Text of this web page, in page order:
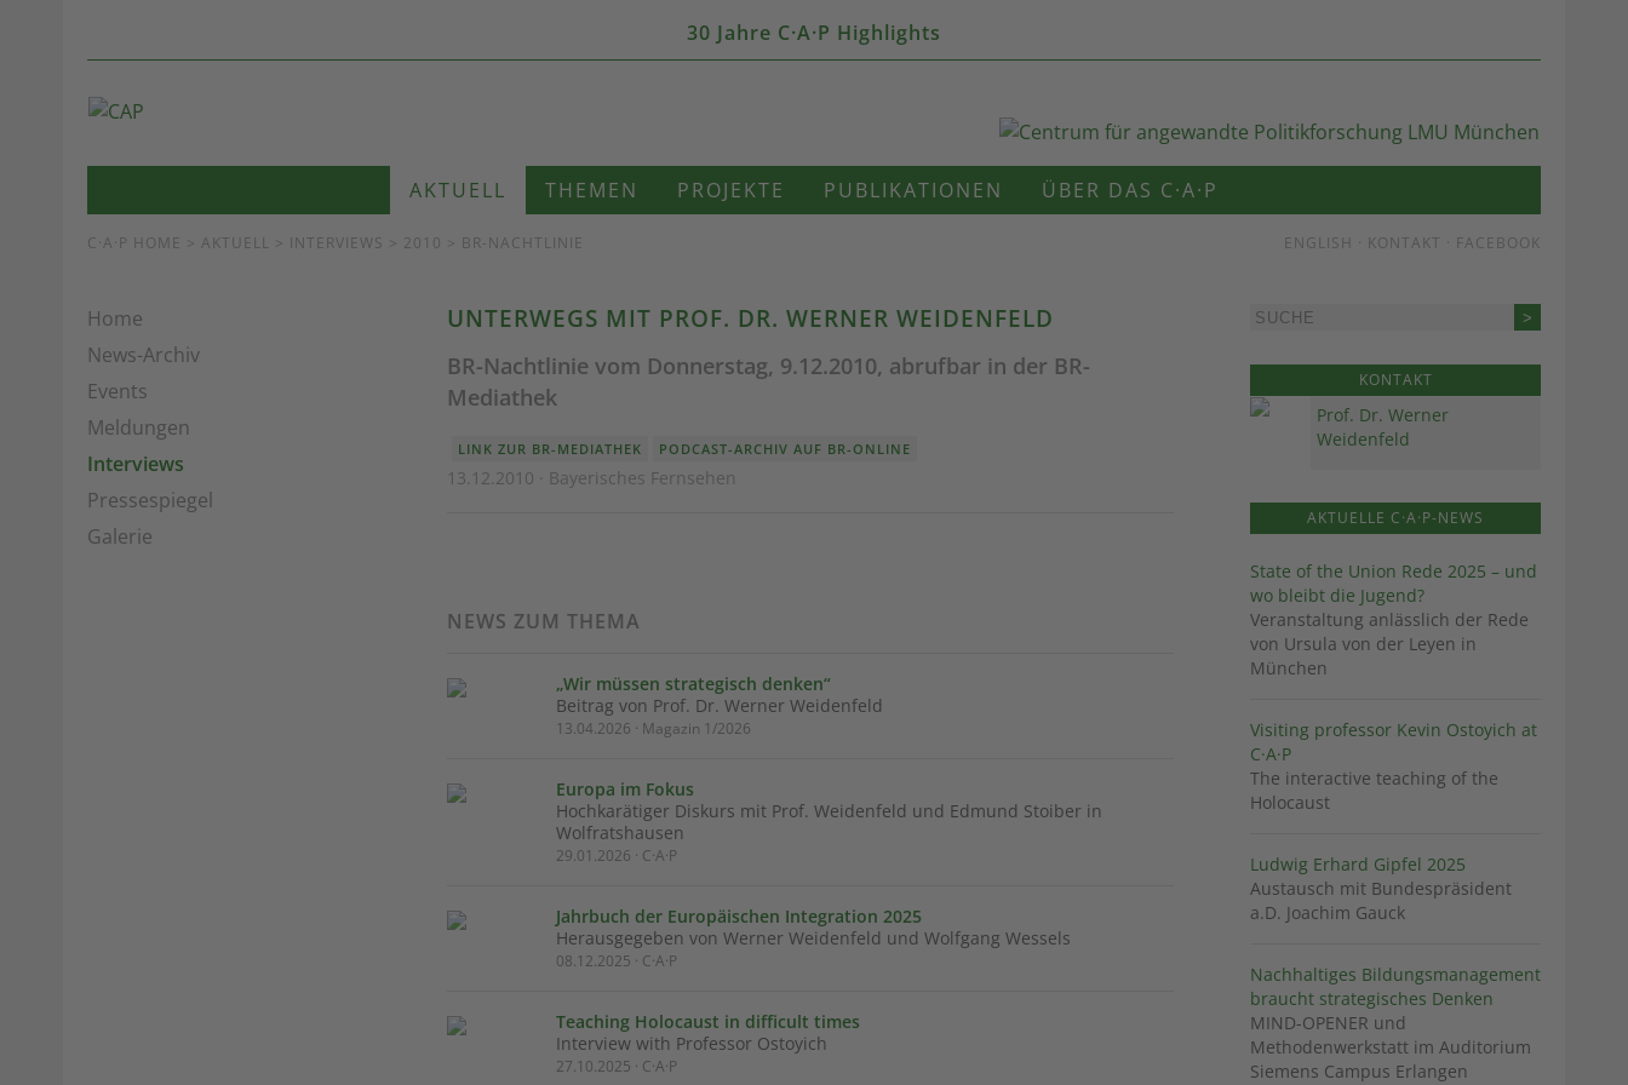
30 Jahre C·A·P Highlights
AKTUELL THEMEN PROJEKTE PUBLIKATIONEN ÜBER DAS C·A·P
C·A·P HOME > AKTUELL > INTERVIEWS > 2010 > BR-NACHTLINIE ENGLISH · KONTAKT · FACEBOOK
Home
News-Archiv
Events
Meldungen
Interviews
Pressespiegel
Galerie
UNTERWEGS MIT PROF. DR. WERNER WEIDENFELD
BR-Nachtlinie vom Donnerstag, 9.12.2010, abrufbar in der BR-
Mediathek
LINK ZUR BR-MEDIATHEK PODCAST-ARCHIV AUF BR-ONLINE
13.12.2010 · Bayerisches Fernsehen
NEWS ZUM THEMA
„Wir müssen strategisch denken“
Beitrag von Prof. Dr. Werner Weidenfeld
13.04.2026 · Magazin 1/2026
Europa im Fokus
Hochkarätiger Diskurs mit Prof. Weidenfeld und Edmund Stoiber in
Wolfratshausen
29.01.2026 · C·A·P
Jahrbuch der Europäischen Integration 2025
Herausgegeben von Werner Weidenfeld und Wolfgang Wessels
08.12.2025 · C·A·P
Teaching Holocaust in difficult times
Interview with Professor Ostoyich
27.10.2025 · C·A·P
KONTAKT
Prof. Dr. Werner
Weidenfeld
AKTUELLE C·A·P-NEWS
State of the Union Rede 2025 – und
wo bleibt die Jugend?
Veranstaltung anlässlich der Rede
von Ursula von der Leyen in
München
Visiting professor Kevin Ostoyich at
C·A·P
The interactive teaching of the
Holocaust
Ludwig Erhard Gipfel 2025
Austausch mit Bundespräsident
a.D. Joachim Gauck
Nachhaltiges Bildungsmanagement
braucht strategisches Denken
MIND-OPENER und
Methodenwerkstatt im Auditorium
Siemens Campus Erlangen